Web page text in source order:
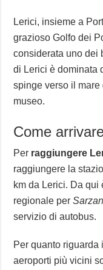
Lerici, insieme a
grazioso Golfo dei
considerata uno dei
di Lerici è dominata
spinge verso il
museo.
Come
Per raggiungere
raggiungere la
km da Lerici. Da
regionale per
servizio di autobus.
Per quanto riguarda
aeroporti più vicini